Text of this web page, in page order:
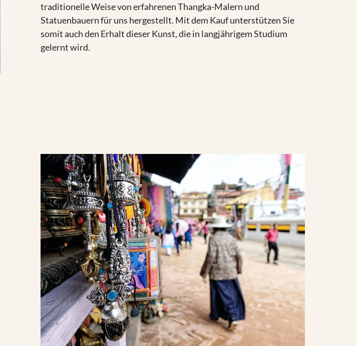
traditionelle Weise von erfahrenen Thangka-Malern und
Statuenbauern für uns hergestellt. Mit dem Kauf unterstützen Sie
somit auch den Erhalt dieser Kunst, die in langjährigem Studium
gelernt wird.